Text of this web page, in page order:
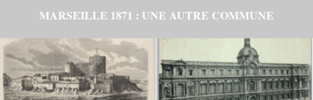
MARSEILLE 1871 : UNE AUTRE COMMUNE